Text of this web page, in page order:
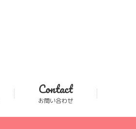
Contact
お問い合わせ